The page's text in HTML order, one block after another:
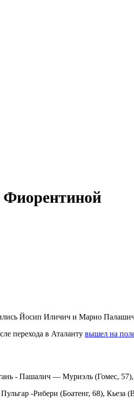
Йосип Иличич и Марио
перехода в Аталанту вышел на
- Пашалич — Муриэль (Гомес, 57),
-Рибери (Боатенг, 68), Кьеза